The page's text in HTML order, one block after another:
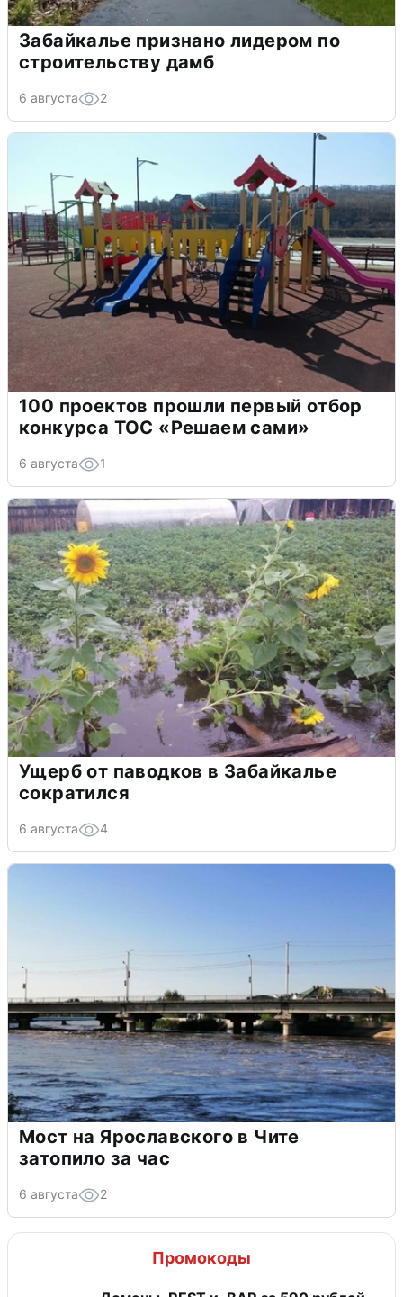
Забайкалье признано лидером по
строительству дамб
6 августа 2
100 проектов прошли первый отбор
конкурса ТОС «Решаем сами»
6 августа 1
Ущерб от паводков в Забайкалье
сократился
6 августа 4
Мост на Ярославского в Чите
затопило за час
6 августа 2
Промокоды